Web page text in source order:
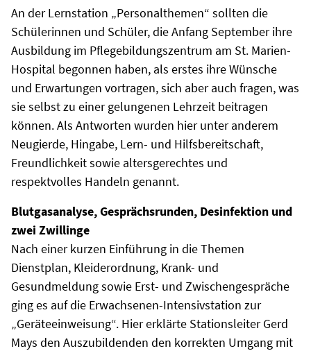
An der Lernstation „Personalthemen“ sollten die
Schülerinnen und Schüler, die Anfang September ihre
Ausbildung im Pflegebildungszentrum am St. Marien-
Hospital begonnen haben, als erstes ihre Wünsche
und Erwartungen vortragen, sich aber auch fragen, was
sie selbst zu einer gelungenen Lehrzeit beitragen
können. Als Antworten wurden hier unter anderem
Neugierde, Hingabe, Lern- und Hilfsbereitschaft,
Freundlichkeit sowie altersgerechtes und
respektvolles Handeln genannt.
Blutgasanalyse, Gesprächsrunden, Desinfektion und
zwei Zwillinge
Nach einer kurzen Einführung in die Themen
Dienstplan, Kleiderordnung, Krank- und
Gesundmeldung sowie Erst- und Zwischengespräche
ging es auf die Erwachsenen-Intensivstation zur
„Geräteeinweisung“. Hier erklärte Stationsleiter Gerd
Mays den Auszubildenden den korrekten Umgang mit